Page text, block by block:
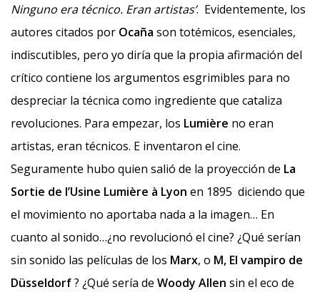
Ninguno era técnico. Eran artistas’. Evidentemente, los
autores citados por Ocaña son totémicos, esenciales,
indiscutibles, pero yo diría que la propia afirmación del
crítico contiene los argumentos esgrimibles para no
despreciar la técnica como ingrediente que cataliza
revoluciones. Para empezar, los Lumière no eran
artistas, eran técnicos. E inventaron el cine.
Seguramente hubo quien salió de la proyección de La
Sortie de l’Usine Lumière à Lyon en 1895 diciendo que
el movimiento no aportaba nada a la imagen… En
cuanto al sonido…¿no revolucionó el cine? ¿Qué serían
sin sonido las películas de los Marx, o M, El vampiro de
Düsseldorf? ¿Qué sería de Woody Allen sin el eco de